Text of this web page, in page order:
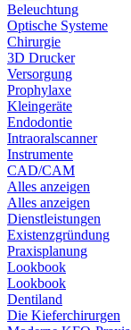
Beleuchtung
Optische Systeme
Chirurgie
3D Drucker
Versorgung
Prophylaxe
Kleingeräte
Endodontie
Intraoralscanner
Instrumente
CAD/CAM
Alles anzeigen
Alles anzeigen
Dienstleistungen
Existenzgründung
Praxisplanung
Lookbook
Lookbook
Dentiland
Die Kieferchirurgen